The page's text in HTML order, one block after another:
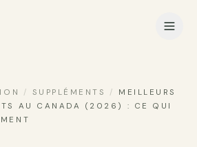
/ SUPPLÉMENTS /
MEILLEURS
AU CANADA (2026) : CE QUI